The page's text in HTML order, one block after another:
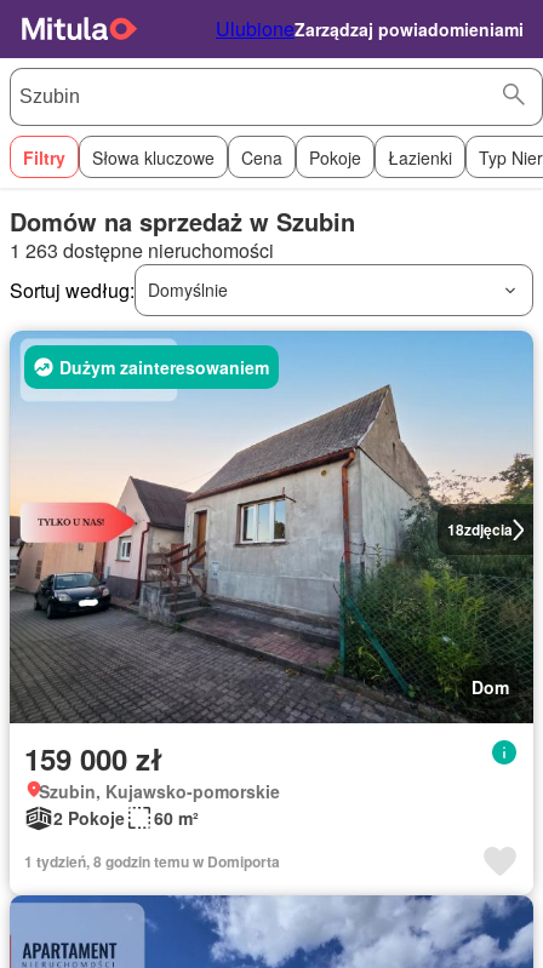
UlubioneZarządzaj powiadomieniami
Filtry Słowa kluczowe Cena Pokoje Łazienki Typ
Domów na sprzedaż w Szubin
1 263 dostępne nieruchomości
Sortuj według:
Domyślnie
18zdjęcia
Dużym zainteresowaniem
Dom
159 000 zł
Szubin, Kujawsko-pomorskie
2 Pokoje
60 m²
1 tydzień, 8 godzin temu w Domiporta